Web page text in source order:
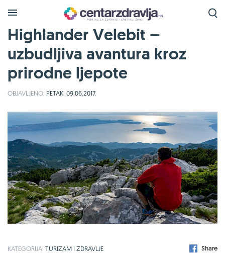
Highlander Velebit –
uzbudljiva avantura kroz
prirodne ljepote
OBJAVLJENO: PETAK, 09.06.2017.
KATEGORIJA: TURIZAM I ZDRAVLJE Share